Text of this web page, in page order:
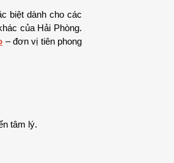
biệt dành cho các
của Hải Phòng.
– đơn vị tiên phong
tâm lý.